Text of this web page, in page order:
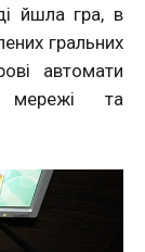
йшла гра, в
гральних
автомати
мережі та